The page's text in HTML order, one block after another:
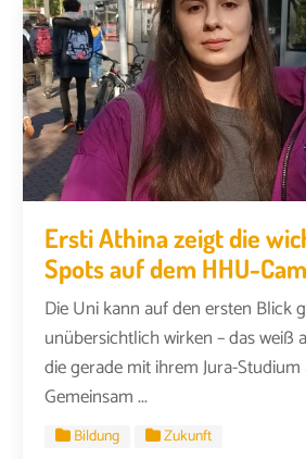
Ersti Athina zeigt die
Spots auf dem HHU-
Die Uni kann auf den ersten Blick
unübersichtlich wirken – das weiß
die gerade mit ihrem Jura-
Gemeinsam ...
Bildung Zukunft